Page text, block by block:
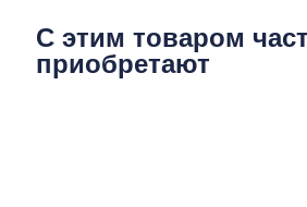
С этим товаром
приобретают